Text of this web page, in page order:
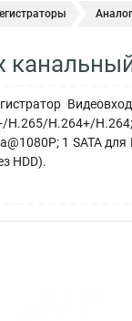
H.265/H.264+/
1 SATA
HDD).